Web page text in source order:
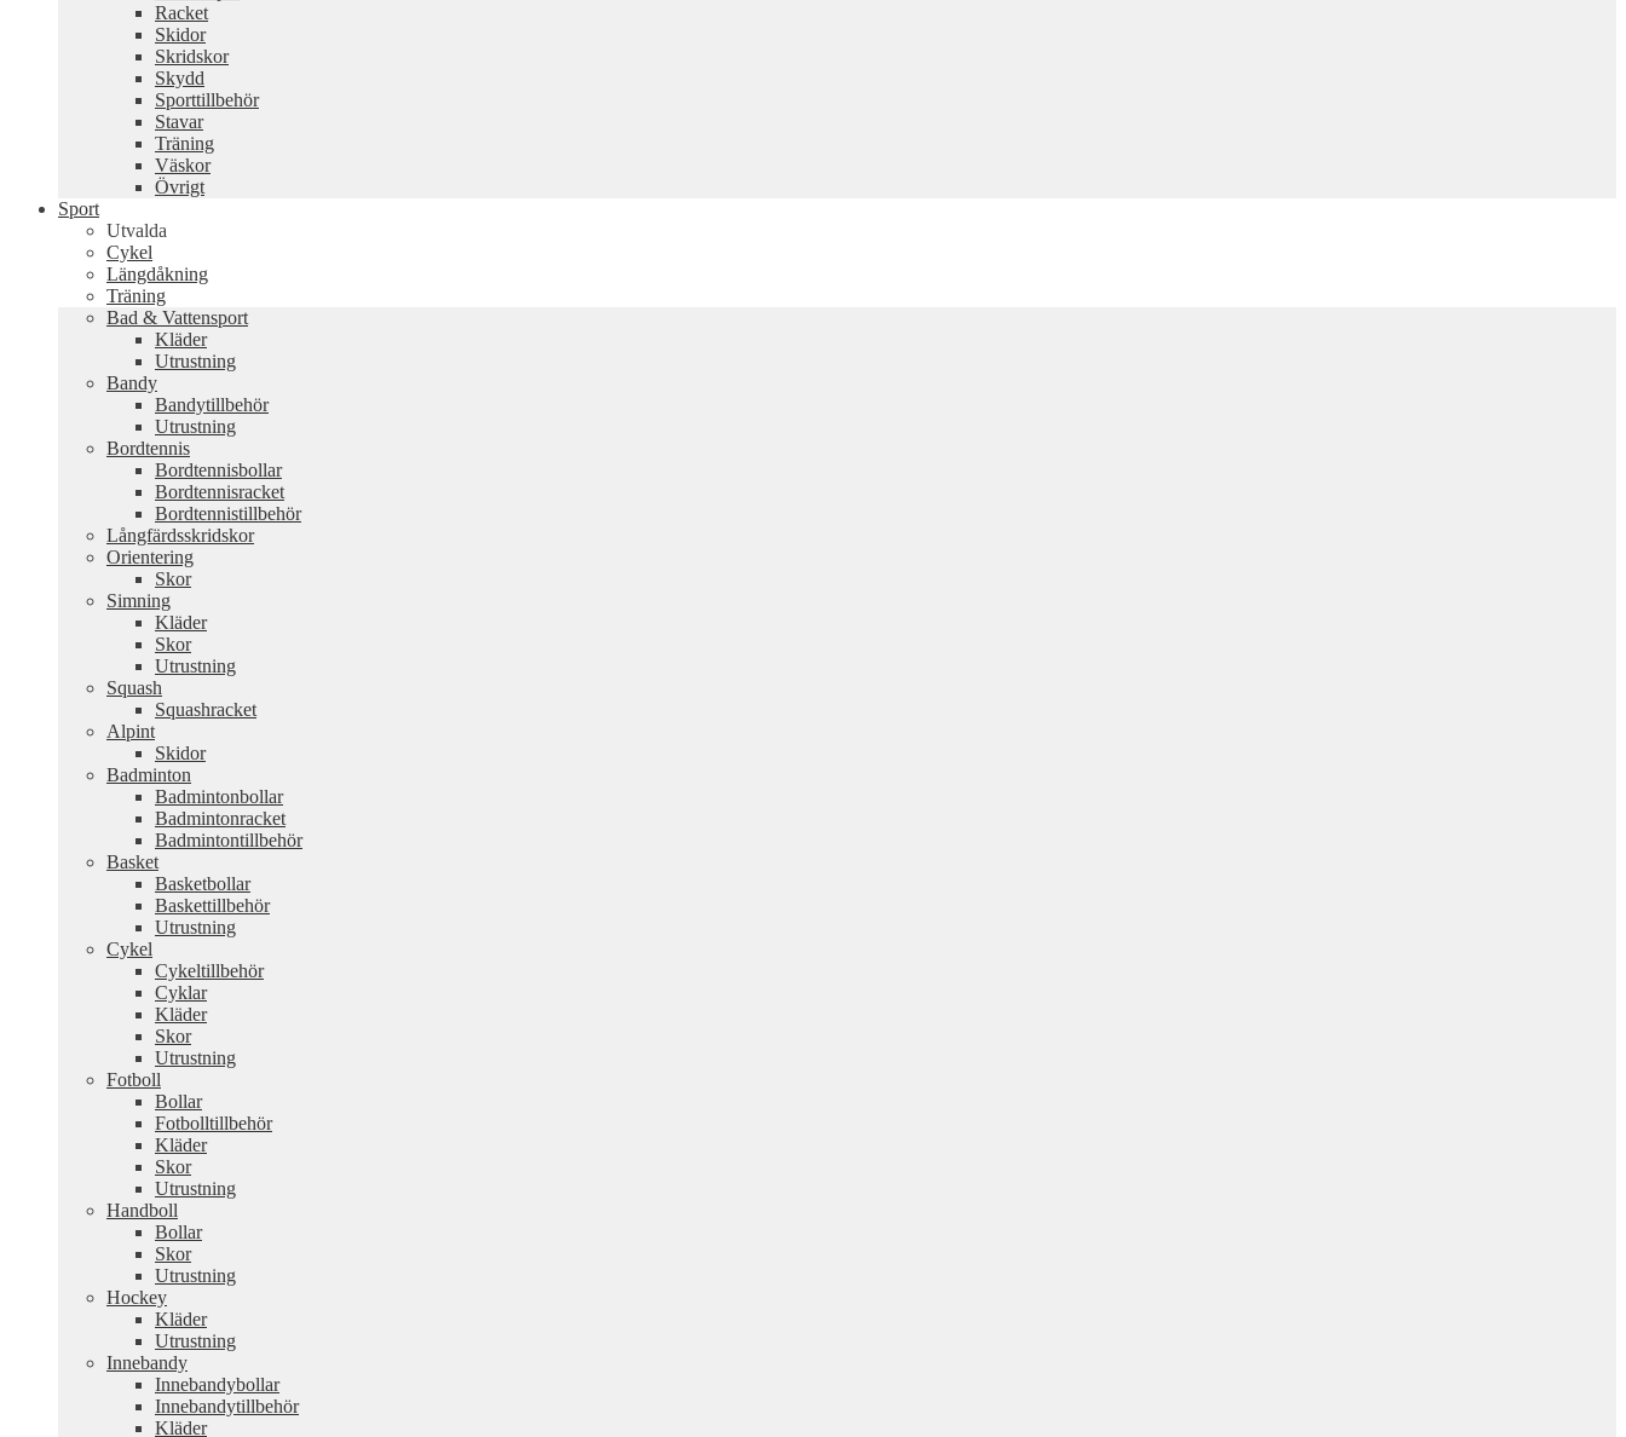
Racket
Skidor
Skridskor
Skydd
Sporttillbehör
Stavar
Träning
Väskor
Övrigt
Sport
Utvalda
Cykel
Längdåkning
Träning
Bad & Vattensport
Kläder
Utrustning
Bandy
Bandytillbehör
Utrustning
Bordtennis
Bordtennisbollar
Bordtennisracket
Bordtennistillbehör
Långfärdsskridskor
Orientering
Skor
Simning
Kläder
Skor
Utrustning
Squash
Squashracket
Alpint
Skidor
Badminton
Badmintonbollar
Badmintonracket
Badmintontillbehör
Basket
Basketbollar
Baskettillbehör
Utrustning
Cykel
Cykeltillbehör
Cyklar
Kläder
Skor
Utrustning
Fotboll
Bollar
Fotbolltillbehör
Kläder
Skor
Utrustning
Handboll
Bollar
Skor
Utrustning
Hockey
Kläder
Utrustning
Innebandy
Innebandybollar
Innebandytillbehör
Kläder